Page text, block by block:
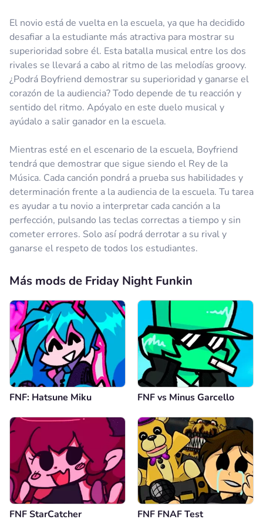
El novio está de vuelta en la escuela, ya que ha decidido
desafiar a la estudiante más atractiva para mostrar su
superioridad sobre él. Esta batalla musical entre los dos
rivales se llevará a cabo al ritmo de las melodías groovy.
¿Podrá Boyfriend demostrar su superioridad y ganarse el
corazón de la audiencia? Todo depende de tu reacción y
sentido del ritmo. Apóyalo en este duelo musical y
ayúdalo a salir ganador en la escuela.
Mientras esté en el escenario de la escuela, Boyfriend
tendrá que demostrar que sigue siendo el Rey de la
Música. Cada canción pondrá a prueba sus habilidades y
determinación frente a la audiencia de la escuela. Tu tarea
es ayudar a tu novio a interpretar cada canción a la
perfección, pulsando las teclas correctas a tiempo y sin
cometer errores. Solo así podrá derrotar a su rival y
ganarse el respeto de todos los estudiantes.
Más mods de Friday Night Funkin
FNF: Hatsune Miku FNF vs Minus Garcello
FNF StarCatcher FNF FNAF Test